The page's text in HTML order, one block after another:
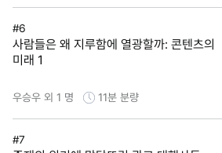
#6
사람들은 왜 지루함에 열광할까: 콘텐츠의
미래 1
우승우 외 1 명 11분 분량
#7